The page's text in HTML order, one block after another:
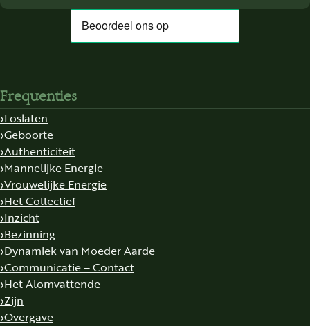
Frequenties
Loslaten
Geboorte
Authenticiteit
Mannelijke Energie
Vrouwelijke Energie
Het Collectief
Inzicht
Bezinning
Dynamiek van Moeder Aarde
Communicatie – Contact
Het Alomvattende
Zijn
Overgave